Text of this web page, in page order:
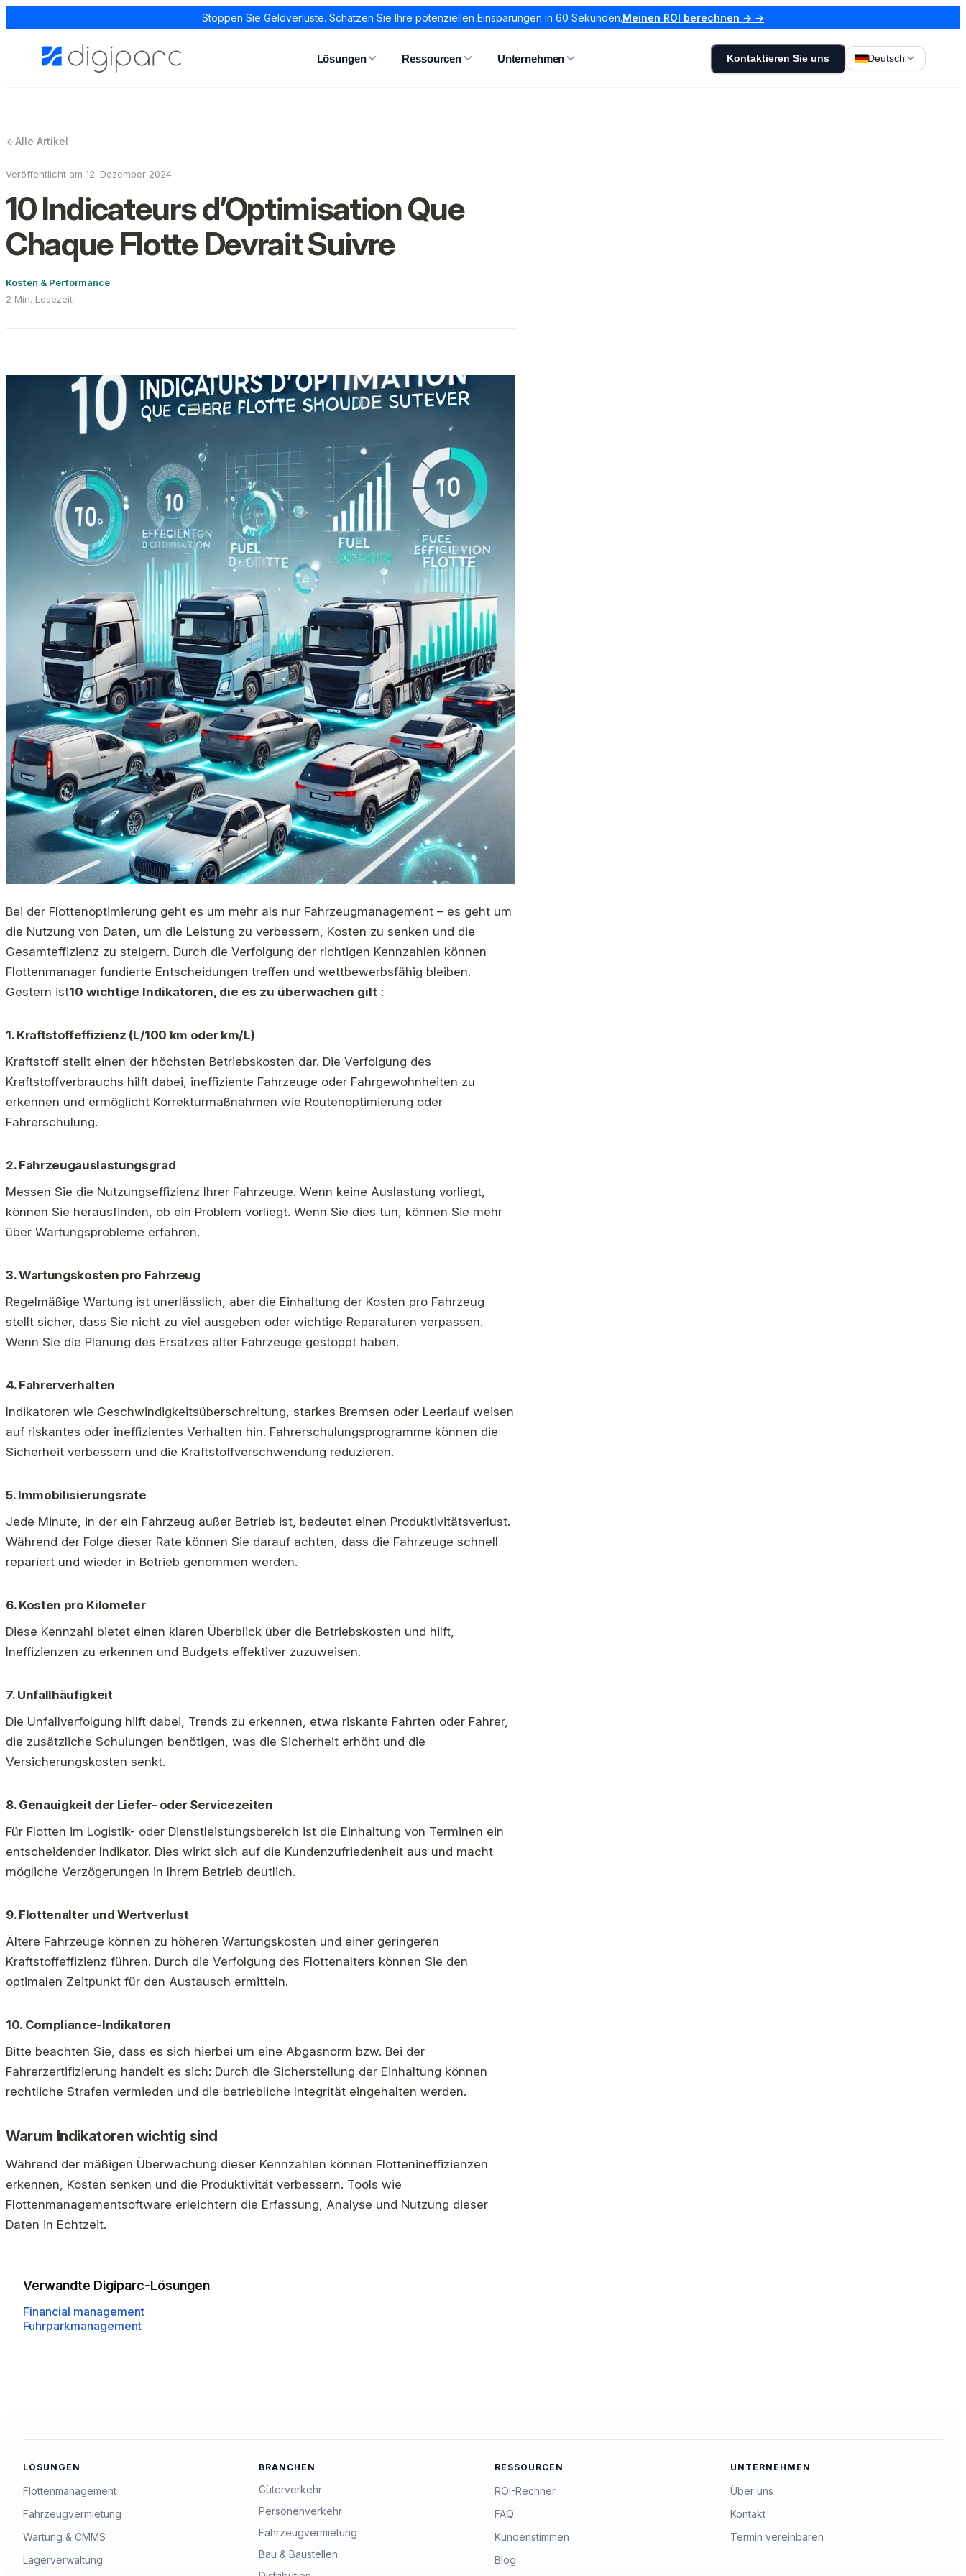
Stoppen Sie Geldverluste. Schätzen Sie Ihre potenziellen Einsparungen in 60 Sekunden.Meinen ROI berechnen → →
Lösungen Ressourcen Unternehmen Kontaktieren Sie uns Deutsch
←Alle Artikel
Veröffentlicht am 12. Dezember 2024
10 Indicateurs d’Optimisation Que
Chaque Flotte Devrait Suivre
Kosten & Performance
2 Min. Lesezeit
Bei der Flottenoptimierung geht es um mehr als nur Fahrzeugmanagement – ​​es geht um
die Nutzung von Daten, um die Leistung zu verbessern, Kosten zu senken und die
Gesamteffizienz zu steigern. Durch die Verfolgung der richtigen Kennzahlen können
Flottenmanager fundierte Entscheidungen treffen und wettbewerbsfähig bleiben.
Gestern ist10 wichtige Indikatoren, die es zu überwachen gilt :
1. Kraftstoffeffizienz (L/100 km oder km/L)
Kraftstoff stellt einen der höchsten Betriebskosten dar. Die Verfolgung des
Kraftstoffverbrauchs hilft dabei, ineffiziente Fahrzeuge oder Fahrgewohnheiten zu
erkennen und ermöglicht Korrekturmaßnahmen wie Routenoptimierung oder
Fahrerschulung.
2. Fahrzeugauslastungsgrad
Messen Sie die Nutzungseffizienz Ihrer Fahrzeuge. Wenn keine Auslastung vorliegt,
können Sie herausfinden, ob ein Problem vorliegt. Wenn Sie dies tun, können Sie mehr
über Wartungsprobleme erfahren.
3.Wartungskosten pro Fahrzeug
Regelmäßige Wartung ist unerlässlich, aber die Einhaltung der Kosten pro Fahrzeug
stellt sicher, dass Sie nicht zu viel ausgeben oder wichtige Reparaturen verpassen.
Wenn Sie die Planung des Ersatzes alter Fahrzeuge gestoppt haben.
4. Fahrerverhalten
Indikatoren wie Geschwindigkeitsüberschreitung, starkes Bremsen oder Leerlauf weisen
auf riskantes oder ineffizientes Verhalten hin. Fahrerschulungsprogramme können die
Sicherheit verbessern und die Kraftstoffverschwendung reduzieren.
5. Immobilisierungsrate
Jede Minute, in der ein Fahrzeug außer Betrieb ist, bedeutet einen Produktivitätsverlust.
Während der Folge dieser Rate können Sie darauf achten, dass die Fahrzeuge schnell
repariert und wieder in Betrieb genommen werden.
6. Kosten pro Kilometer
Diese Kennzahl bietet einen klaren Überblick über die Betriebskosten und hilft,
Ineffizienzen zu erkennen und Budgets effektiver zuzuweisen.
7. Unfallhäufigkeit
Die Unfallverfolgung hilft dabei, Trends zu erkennen, etwa riskante Fahrten oder Fahrer,
die zusätzliche Schulungen benötigen, was die Sicherheit erhöht und die
Versicherungskosten senkt.
8. Genauigkeit der Liefer- oder Servicezeiten
Für Flotten im Logistik- oder Dienstleistungsbereich ist die Einhaltung von Terminen ein
entscheidender Indikator. Dies wirkt sich auf die Kundenzufriedenheit aus und macht
mögliche Verzögerungen in Ihrem Betrieb deutlich.
9. Flottenalter und Wertverlust
Ältere Fahrzeuge können zu höheren Wartungskosten und einer geringeren
Kraftstoffeffizienz führen. Durch die Verfolgung des Flottenalters können Sie den
optimalen Zeitpunkt für den Austausch ermitteln.
10. Compliance-Indikatoren
Bitte beachten Sie, dass es sich hierbei um eine Abgasnorm bzw. Bei der
Fahrerzertifizierung handelt es sich: Durch die Sicherstellung der Einhaltung können
rechtliche Strafen vermieden und die betriebliche Integrität eingehalten werden.
Warum Indikatoren wichtig sind
Während der mäßigen Überwachung dieser Kennzahlen können Flottenineffizienzen
erkennen, Kosten senken und die Produktivität verbessern. Tools wie
Flottenmanagementsoftware erleichtern die Erfassung, Analyse und Nutzung dieser
Daten in Echtzeit.
Verwandte Digiparc-Lösungen
Financial management
Fuhrparkmanagement
LÖSUNGEN
Flottenmanagement
Fahrzeugvermietung
Wartung & CMMS
Lagerverwaltung
BRANCHEN
Güterverkehr
Personenverkehr
Fahrzeugvermietung
Bau & Baustellen
RESSOURCEN
ROI-Rechner
FAQ
Kundenstimmen
Blog
UNTERNEHMEN
Über uns
Kontakt
Termin vereinbaren